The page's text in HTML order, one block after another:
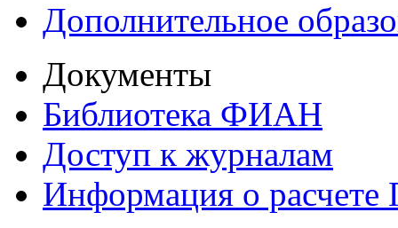
Дополнительное
Документы
Библиотека ФИАН
Доступ к журналам
Информация о